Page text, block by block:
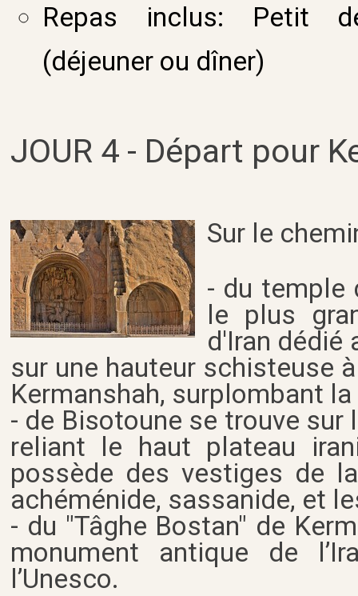
Repas inclus: Petit
(déjeuner ou dîner)
JOUR 4 - Départ pour
Sur le
- du temple
le plus
d'Iran dédié
sur une hauteur schisteuse
Kermanshah, surplombant
- de Bisotoune se trouve sur
reliant le haut plateau
possède des vestiges de
achéménide, sassanide, et
- du "Tâghe Bostan" de
monument antique de
l’Unesco.